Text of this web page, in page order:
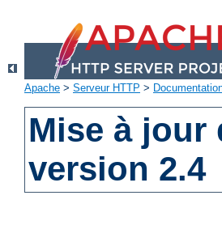
Apache > Serveur HTTP >
Mise à jour
version 2.4